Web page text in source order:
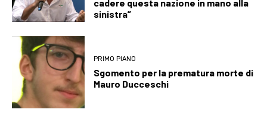
cadere questa nazione in mano alla
sinistra”
PRIMO PIANO
Sgomento per la prematura morte di
Mauro Ducceschi